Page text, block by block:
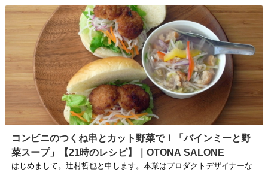
コンビニのつくね串とカット野菜で！「バインミーと野
菜スープ」【21時のレシピ】｜OTONA SALONE
はじめまして。辻村哲也と申します。本業はプロダクトデザイナーな